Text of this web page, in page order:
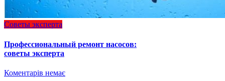
Советы эксперта
Профессиональный ремонт насосов:
советы эксперта
Коментарів немає